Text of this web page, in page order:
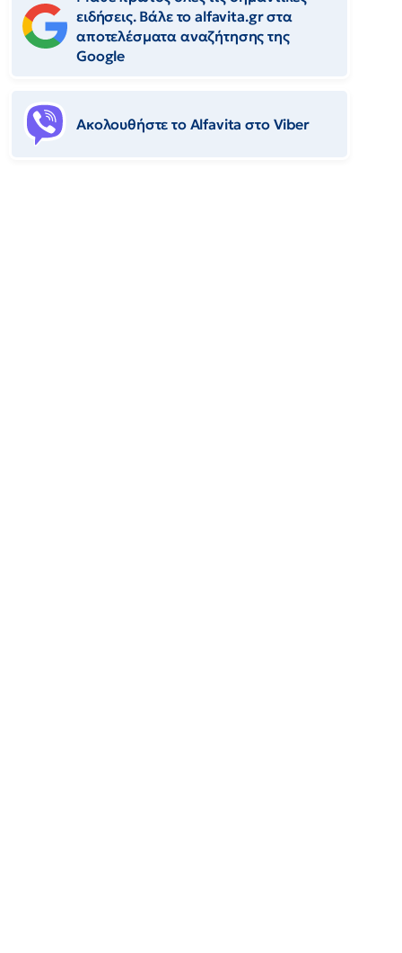
ειδήσεις. Βάλε το alfavita.gr στα
αποτελέσματα αναζήτησης της
Google
Ακολουθήστε το Αlfavita στο Viber